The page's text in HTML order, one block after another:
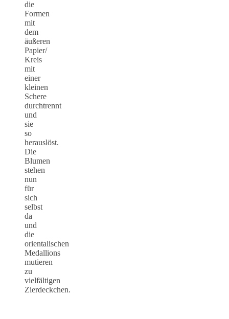
die
Formen
mit
dem
äußeren
Papier/
Kreis
mit
einer
kleinen
Schere
durchtrennt
und
sie
so
herauslöst.
Die
Blumen
stehen
nun
für
sich
selbst
da
und
die
orientalischen
Medallions
mutieren
zu
vielfältigen
Zierdeckchen.